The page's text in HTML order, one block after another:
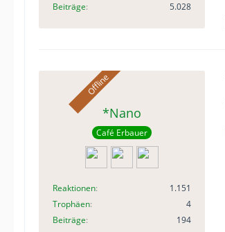
Beiträge
5.028
*Nano
Café Erbauer
Reaktionen
1.151
Trophäen
4
Beiträge
194